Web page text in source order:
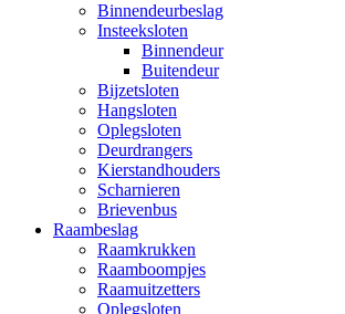
Binnendeurbeslag
Insteeksloten
Binnendeur
Buitendeur
Bijzetsloten
Hangsloten
Oplegsloten
Deurdrangers
Kierstandhouders
Scharnieren
Brievenbus
Raambeslag
Raamkrukken
Raamboompjes
Raamuitzetters
Oplegsloten